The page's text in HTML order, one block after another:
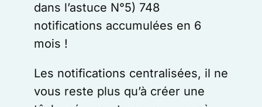
dans l’astuce N°5) 748
notifications accumulées en 6
mois !
Les notifications centralisées, il ne
vous reste plus qu’à créer une